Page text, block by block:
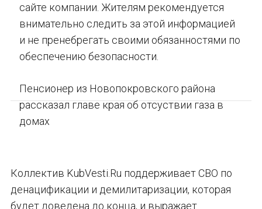
сайте компании. Жителям рекомендуется
внимательно следить за этой информацией
и не пренебрегать своими обязанностями по
обеспечению безопасности.
Пенсионер из Новопокровского района
рассказал главе края об отсуствии газа в
домах
Коллектив KubVesti.Ru поддерживает СВО по
денацификации и демилитаризации, которая
будет доведена до конца, и выражает